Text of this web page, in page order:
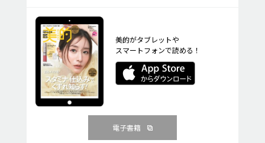
美的がタブレットや
スマートフォンで読める！
電子書籍